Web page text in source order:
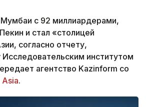
с 92 миллиардерами,
и стал «столицей
согласно отчету,
институтом
агентство Kazinform со
.